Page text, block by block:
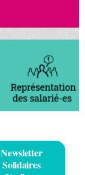
Newsletter
Solidaires